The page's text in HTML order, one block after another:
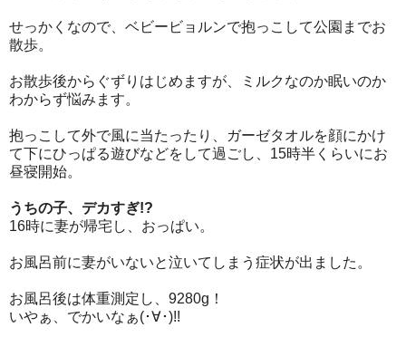
せっかくなので、ベビービョルンで抱っこして公園までお
散歩。
お散歩後からぐずりはじめますが、ミルクなのか眠いのか
わからず悩みます。
抱っこして外で風に当たったり、ガーゼタオルを顔にかけ
て下にひっぱる遊びなどをして過ごし、15時半くらいにお
昼寝開始。
うちの子、デカすぎ!?
16時に妻が帰宅し、おっぱい。
お風呂前に妻がいないと泣いてしまう症状が出ました。
お風呂後は体重測定し、9280g！
いやぁ、でかいなぁ(･∀･)!!